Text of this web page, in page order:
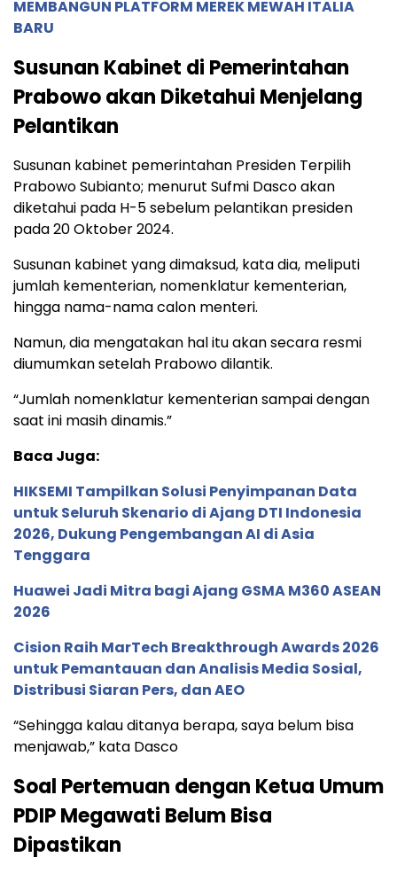
MEMBANGUN PLATFORM MEREK MEWAH ITALIA
BARU
Susunan Kabinet di Pemerintahan
Prabowo akan Diketahui Menjelang
Pelantikan
Susunan kabinet pemerintahan Presiden Terpilih
Prabowo Subianto; menurut Sufmi Dasco akan
diketahui pada H-5 sebelum pelantikan presiden
pada 20 Oktober 2024.
Susunan kabinet yang dimaksud, kata dia, meliputi
jumlah kementerian, nomenklatur kementerian,
hingga nama-nama calon menteri.
Namun, dia mengatakan hal itu akan secara resmi
diumumkan setelah Prabowo dilantik.
“Jumlah nomenklatur kementerian sampai dengan
saat ini masih dinamis.”
Baca Juga:
HIKSEMI Tampilkan Solusi Penyimpanan Data
untuk Seluruh Skenario di Ajang DTI Indonesia
2026, Dukung Pengembangan AI di Asia
Tenggara
Huawei Jadi Mitra bagi Ajang GSMA M360 ASEAN
2026
Cision Raih MarTech Breakthrough Awards 2026
untuk Pemantauan dan Analisis Media Sosial,
Distribusi Siaran Pers, dan AEO
“Sehingga kalau ditanya berapa, saya belum bisa
menjawab,” kata Dasco
Soal Pertemuan dengan Ketua Umum
PDIP Megawati Belum Bisa
Dipastikan